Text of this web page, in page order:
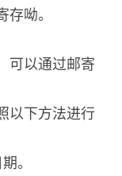
呦。
可以通过邮寄
以下方法进行
。